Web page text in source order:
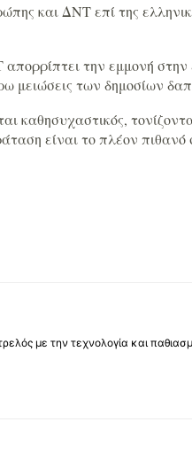
και ΔΝΤ επί της
την εμμονή
μειώσεις των δημοσίων
καθησυχαστικός,
είναι το πλέον
με την τεχνολογία και